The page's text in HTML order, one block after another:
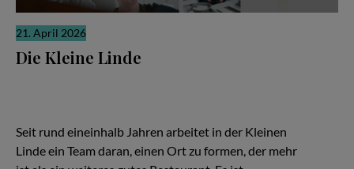
21. April 2026
Die Kleine Linde
Seit rund eineinhalb Jahren arbeitet in der Kleinen
Linde ein Team daran, einen Ort zu formen, der mehr